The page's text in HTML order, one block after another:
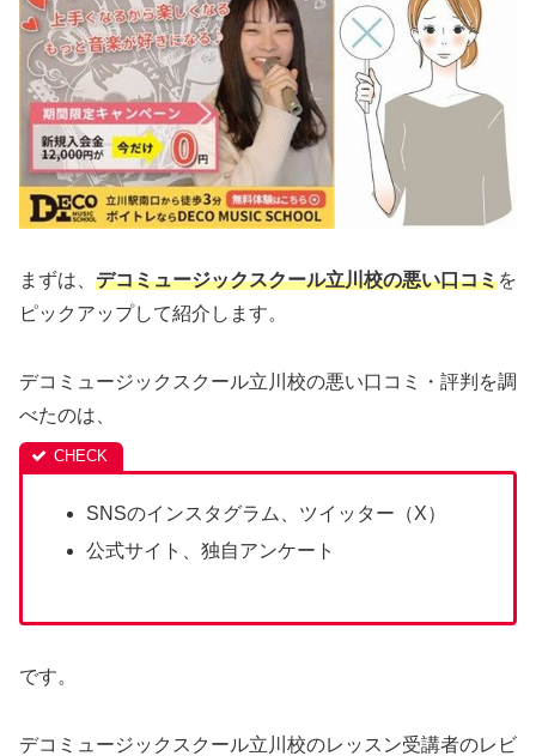
まずは、 デコミュージックスクール立川校の悪い口コミを
ピックアップして紹介します。
デコミュージックスクール立川校の悪い口コミ・評判を調
べたのは、
SNSのインスタグラム、ツイッター（X）
公式サイト、独自アンケート
です。
デコミュージックスクール立川校のレッスン受講者のレビ